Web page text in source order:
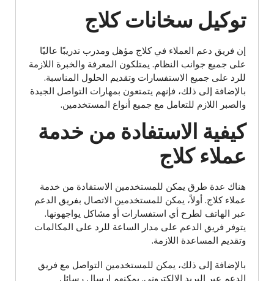
توكيل سخانات كلاج
إن فريق دعم العملاء في كلاج مؤهل ومدرب تدريبًا عاليًا
على جميع جوانب النظام. يمتلكون المعرفة والخبرة اللازمة
للرد على جميع الاستفسارات وتقديم الحلول المناسبة.
بالإضافة إلى ذلك، فإنهم يتمتعون بمهارات التواصل الجيدة
والصبر اللازم للتعامل مع جميع أنواع المستخدمين.
كيفية الاستفادة من خدمة
عملاء كلاج
هناك عدة طرق يمكن للمستخدمين الاستفادة من خدمة
عملاء كلاج. أولاً، يمكن للمستخدمين الاتصال بفريق الدعم
عبر الهاتف لطرح أي استفسارات أو مشاكل يواجهونها.
يتوفر فريق الدعم على مدار الساعة للرد على المكالمات
وتقديم المساعدة اللازمة.
بالإضافة إلى ذلك، يمكن للمستخدمين التواصل مع فريق
الدعم عبر البريد الإلكتروني. يمكنهم إرسال رسائل